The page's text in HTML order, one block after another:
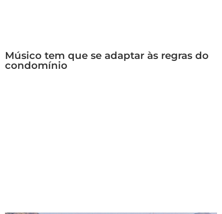
Músico tem que se adaptar às regras do
condomínio